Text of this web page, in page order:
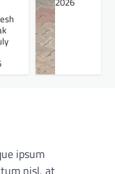
ipsum
nisl, at